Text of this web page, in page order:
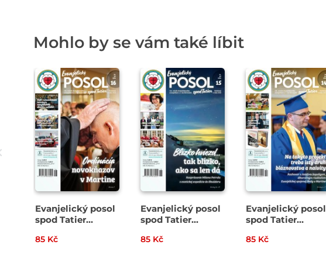
Mohlo by se vám také líbit
Evanjelický posol
spod Tatier
85 Kč
Evanjelický posol
spod Tatier
85 Kč
Evanjelický posol
spod Tatier
85 Kč